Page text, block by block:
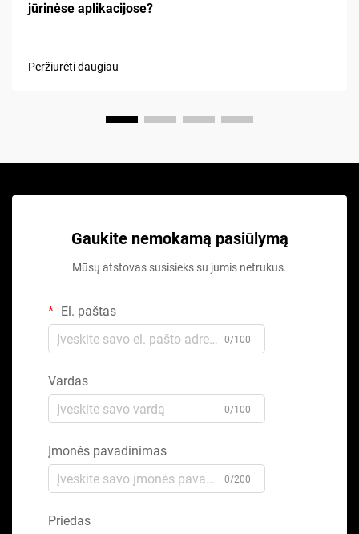
jūrinėse aplikacijose?
Peržiūrėti daugiau
Gaukite nemokamą pasiūlymą
Mūsų atstovas susisieks su jumis netrukus.
El. paštas
0/100
Vardas
0/100
Įmonės pavadinimas
0/200
Priedas